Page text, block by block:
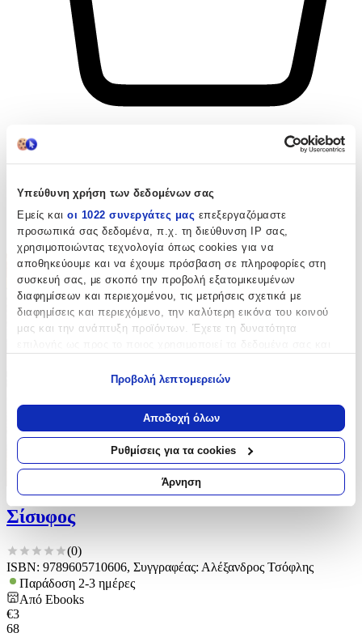
Υπεύθυνη χρήση των δεδομένων σας
Εμείς και οι 1022 συνεργάτες μας επεξεργαζόμαστε
προσωπικά σας δεδομένα, π.χ. τη διεύθυνση IP σας,
χρησιμοποιώντας τεχνολογία όπως cookies για να
αποθηκεύουμε και να έχουμε πρόσβαση σε πληροφορίες στη
συσκευή σας, με σκοπό την προβολή εξατομικευμένων
διαφημίσεων και περιεχομένου, τις μετρήσεις σχετικά με
διαφημίσεις και περιεχόμενο, την καλύτερη εικόνα του κοινού
μας και την ανάπτυξη προϊόντων. Έχετε τη δυνατότητα
Να συλλέξουμε πληροφορίες σχετικά με τη γεωγραφική
σας τοποθεσία, οι οποίες μπορεί να είναι ακριβείς σε
απόσταση μερικών μέτρων
Να αναγνωρίσουμε τη συσκευή σας σαρώνοντας ενεργά
για συγκεκριμένα χαρακτηριστικά (δακτυλικό αποτύπωμα)
Μάθετε περισσότερα σχετικά με τον τρόπο επεξεργασίας των
προσωπικών σας δεδομένων και καθορίστε τις προτιμήσεις σας
στηνενότητα “Λεπτομέρειες”
ανακαλέσετε τη συγκατάθεσή σας ανά πάσα στιγμή από τη
Δήλωση Cookies.
Χρησιμοποιούμε cookies ώστε η τοποθεσία μας να λειτουργεί
σωστά, να εξατομικεύουμε περιεχόμενο και διαφημίσεις, να
παρέχουμε λειτουργίες μέσων κοινωνικής δικτύωσης και να
Προβολή λεπτομερειών
Αποδοχή όλων
Ρυθμίσεις για τα cookies
Άρνηση
Σίσυφος
(0)
ISBN: 9789605710606, Συγγραφέας: Αλέξανδρος Τσόφλης
Παράδοση 2-3 ημέρες
Από Ebooks
€3
68